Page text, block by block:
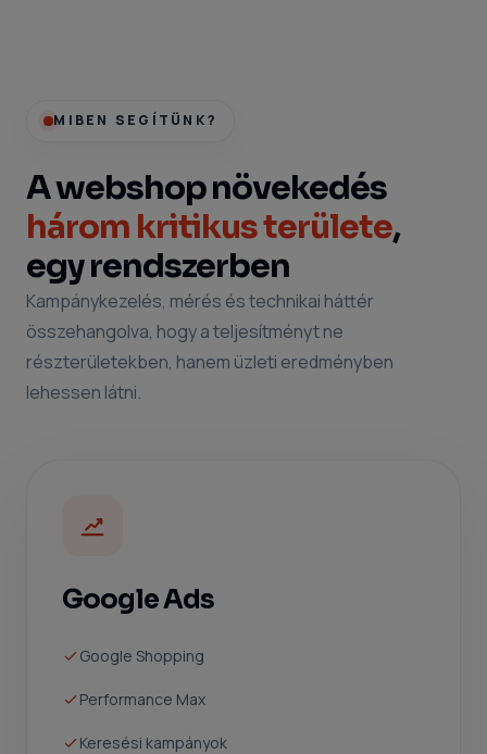
MIBEN SEGÍTÜNK?
A webshop növekedés
három kritikus területe,
egy rendszerben
Kampánykezelés, mérés és technikai háttér
összehangolva, hogy a teljesítményt ne
részterületekben, hanem üzleti eredményben
lehessen látni.
Google Ads
Google Shopping
Performance Max
Keresési kampányok